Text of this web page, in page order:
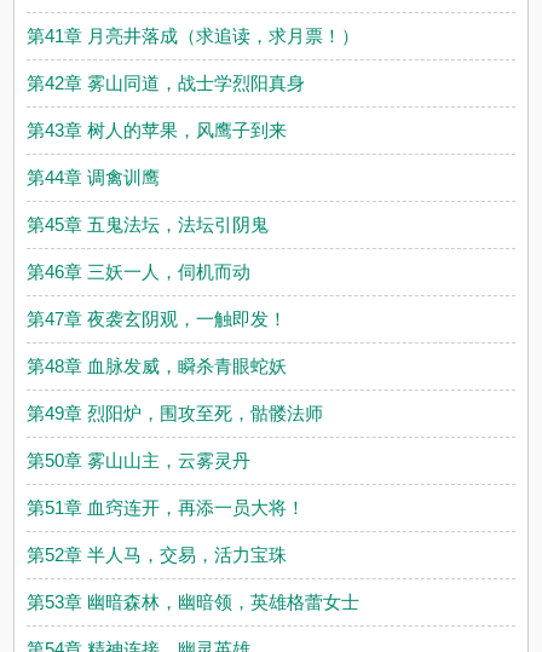
第41章 月亮井落成（求追读，求月票！）
第42章 雾山同道，战士学烈阳真身
第43章 树人的苹果，风鹰子到来
第44章 调禽训鹰
第45章 五鬼法坛，法坛引阴鬼
第46章 三妖一人，伺机而动
第47章 夜袭玄阴观，一触即发！
第48章 血脉发威，瞬杀青眼蛇妖
第49章 烈阳炉，围攻至死，骷髅法师
第50章 雾山山主，云雾灵丹
第51章 血窍连开，再添一员大将！
第52章 半人马，交易，活力宝珠
第53章 幽暗森林，幽暗领，英雄格蕾女士